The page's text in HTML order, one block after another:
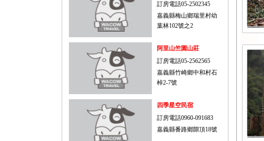
訂房電話05-2502345
嘉義縣梅山鄉瑞里村幼
葉林102號之2
阿里山竺園山莊
訂房電話05-2562565
嘉義縣竹崎鄉中和村石
棹2-7號
四季星空民宿
訂房電話0960-091683
嘉義縣番路鄉隙頂18號